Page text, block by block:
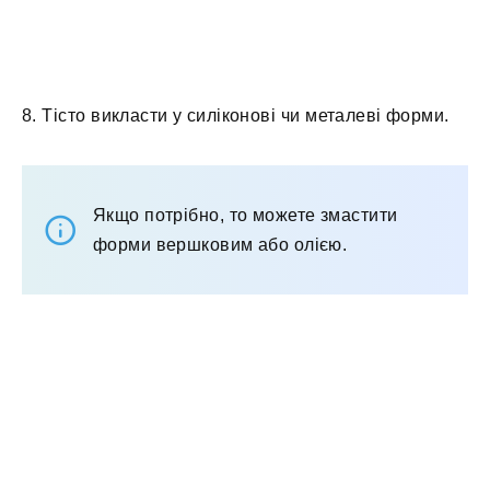
8. Тісто викласти у силіконові чи металеві форми.
Якщо потрібно, то можете змастити
форми вершковим або олією.